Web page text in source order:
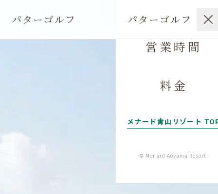
パターゴルフ パターゴルフ
営業時間
料金
メナード青山リゾート
© Menard Aoyama Resort.